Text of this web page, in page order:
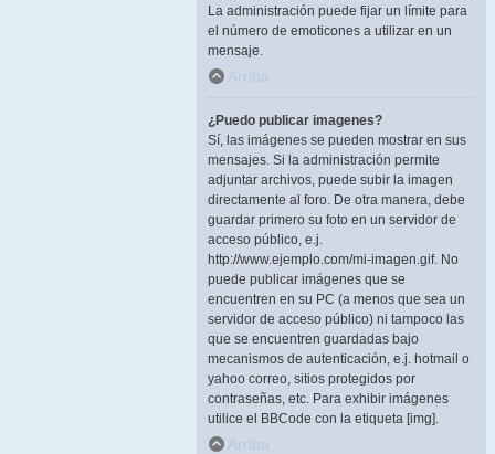
La administración puede fijar un límite para
el número de emoticones a utilizar en un
mensaje.
Arriba
¿Puedo publicar imagenes?
Sí, las imágenes se pueden mostrar en sus
mensajes. Si la administración permite
adjuntar archivos, puede subir la imagen
directamente al foro. De otra manera, debe
guardar primero su foto en un servidor de
acceso público, e.j.
http://www.ejemplo.com/mi-imagen.gif. No
puede publicar imágenes que se
encuentren en su PC (a menos que sea un
servidor de acceso público) ni tampoco las
que se encuentren guardadas bajo
mecanismos de autenticación, e.j. hotmail o
yahoo correo, sitios protegidos por
contraseñas, etc. Para exhibir imágenes
utilice el BBCode con la etiqueta [img].
Arriba